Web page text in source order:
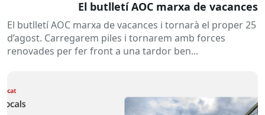
El butlletí AOC marxa de vacances
El butlletí AOC marxa de vacances i tornarà el proper 25
d’agost. Carregarem piles i tornarem amb forces
renovades per fer front a una tardor ben...